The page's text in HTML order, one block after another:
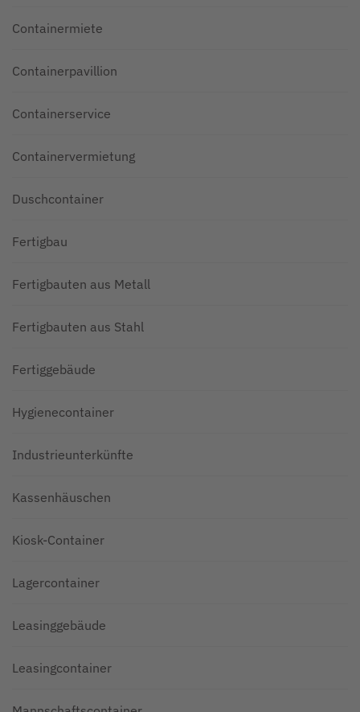
Containermiete
Containerpavillion
Containerservice
Containervermietung
Duschcontainer
Fertigbau
Fertigbauten aus Metall
Fertigbauten aus Stahl
Fertiggebäude
Hygienecontainer
Industrieunterkünfte
Kassenhäuschen
Kiosk-Container
Lagercontainer
Leasinggebäude
Leasingcontainer